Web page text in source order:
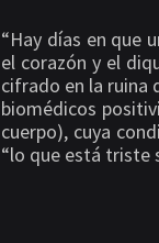
“Hay días en que
el corazón y el
cifrado en la ruina
biomédicos
cuerpo), cuya
“lo que está triste